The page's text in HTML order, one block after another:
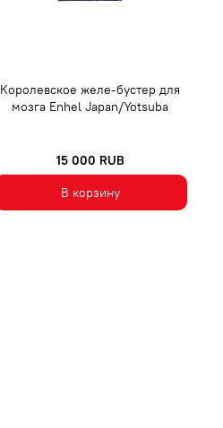
Королевское желе-бустер для
мозга Enhel Japan/Yotsuba
15 000 RUB
В корзину